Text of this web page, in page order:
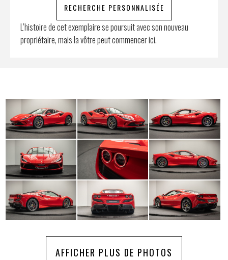
RECHERCHE PERSONNALISÉE
L’histoire de cet exemplaire se poursuit avec son nouveau
propriétaire, mais la vôtre peut commencer ici.
AFFICHER PLUS DE PHOTOS